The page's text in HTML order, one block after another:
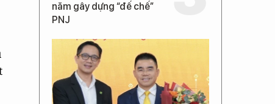
năm gây dựng “đế chế”
PNJ